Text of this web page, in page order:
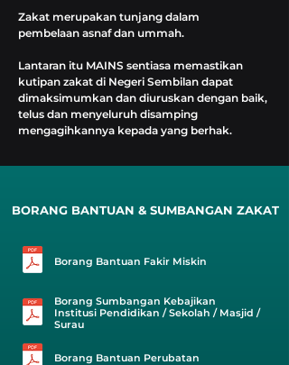
Zakat merupakan tunjang dalam
pembelaan asnaf dan ummah.
Lantaran itu MAINS sentiasa memastikan
kutipan zakat di Negeri Sembilan dapat
dimaksimumkan dan diuruskan dengan baik,
telus dan menyeluruh disamping
mengagihkannya kepada yang berhak.
BORANG BANTUAN & SUMBANGAN ZAKAT
Borang Bantuan Fakir Miskin
Borang Sumbangan Kebajikan
Institusi Pendidikan / Sekolah / Masjid /
Surau
Borang Bantuan Perubatan